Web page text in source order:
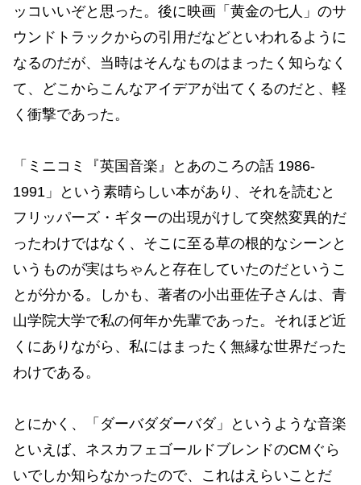
ッコいいぞと思った。後に映画「黄金の七人」のサ
ウンドトラックからの引用だなどといわれるように
なるのだが、当時はそんなものはまったく知らなく
て、どこからこんなアイデアが出てくるのだと、軽
く衝撃であった。
「ミニコミ『英国音楽』とあのころの話 1986-
1991」という素晴らしい本があり、それを読むと
フリッパーズ・ギターの出現がけして突然変異的だ
ったわけではなく、そこに至る草の根的なシーンと
いうものが実はちゃんと存在していたのだというこ
とが分かる。しかも、著者の小出亜佐子さんは、青
山学院大学で私の何年か先輩であった。それほど近
くにありながら、私にはまったく無縁な世界だった
わけである。
とにかく、「ダーバダダーバダ」というような音楽
といえば、ネスカフェゴールドブレンドのCMぐら
いでしか知らなかったので、これはえらいことだ